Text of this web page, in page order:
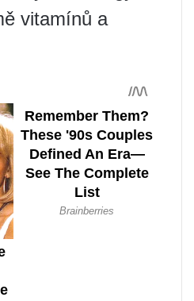
vitamínů a